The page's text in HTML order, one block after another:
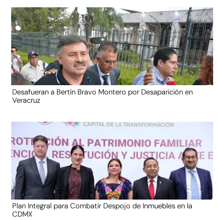
Desafueran a Bertín Bravo Montero por Desaparición en
Veracruz
Plan Integral para Combatir Despojo de Inmuebles en la
CDMX